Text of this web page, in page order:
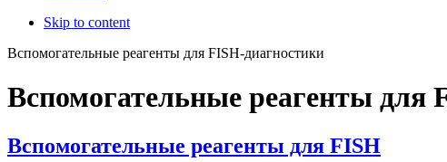
Skip to content
Вспомогательные реагенты для FISH-диагностики
Вспомогательные реагенты для
Вспомогательные реагенты для FISH